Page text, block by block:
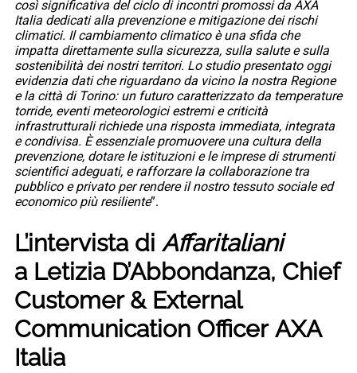
così significativa del ciclo di incontri promossi da AXA
Italia dedicati alla prevenzione e mitigazione dei rischi
climatici. Il cambiamento climatico è una sfida che
impatta direttamente sulla sicurezza, sulla salute e sulla
sostenibilità dei nostri territori. Lo studio presentato oggi
evidenzia dati che riguardano da vicino la nostra Regione
e la città di Torino: un futuro caratterizzato da temperature
torride, eventi meteorologici estremi e criticità
infrastrutturali richiede una risposta immediata, integrata
e condivisa. È essenziale promuovere una cultura della
prevenzione, dotare le istituzioni e le imprese di strumenti
scientifici adeguati, e rafforzare la collaborazione tra
pubblico e privato per rendere il nostro tessuto sociale ed
economico più resiliente”.
L’intervista di Affaritaliani
a Letizia D’Abbondanza, Chief
Customer & External
Communication Officer AXA
Italia